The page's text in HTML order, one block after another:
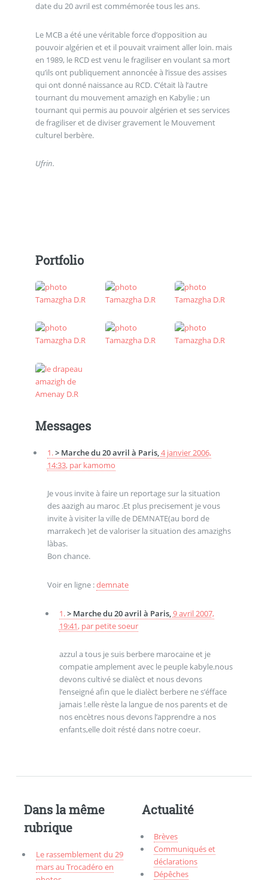
date du 20 avril est commémorée tous les ans.
Le MCB a été une véritable force d’opposition au
pouvoir algérien et et il pouvait vraiment aller loin. mais
en 1989, le RCD est venu le fragiliser en voulant sa mort
qu’ils ont publiquement annoncée à l’issue des assises
qui ont donné naissance au RCD. C’était là l’autre
tournant du mouvement amazigh en Kabylie ; un
tournant qui permis au pouvoir algérien et ses services
de fragiliser et de diviser gravement le Mouvement
culturel berbère.
Ufrin.
Portfolio
Messages
1.> Marche du 20 avril à Paris,4 janvier 2006,
14:33, par kamomo
Je vous invite à faire un reportage sur la situation
des aazigh au maroc .Et plus precisement je vous
invite à visiter la ville de DEMNATE(au bord de
marrakech )et de valoriser la situation des amazighs
làbas.
Bon chance.
Voir en ligne :demnate
1.> Marche du 20 avril à Paris,9 avril 2007,
19:41, par petite soeur
azzul a tous je suis berbere marocaine et je
compatie amplement avec le peuple kabyle.nous
devons cultivé se dialèct et nous devons
l’enseigné afin que le dialèct berbere ne s’éfface
jamais !.elle rèste la langue de nos parents et de
nos encètres nous devons l’apprendre a nos
enfants,elle doit résté dans notre coeur.
Dans la même
rubrique
Le rassemblement du 29
mars au Trocadéro en
Actualité
Brèves
Communiqués et
déclarations
Dépêches